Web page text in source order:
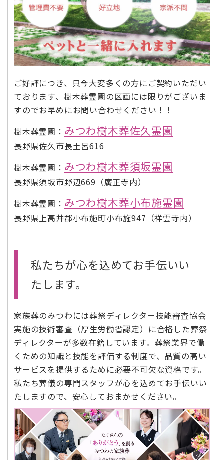
ご好評につき、只今大変多くの方にご契約いただい
ております、樹木葬霊園の区画には限りがございま
すのでお早めにお問い合わせください！！
樹木葬霊園： みつわ樹木葬佐久霊園
長野県佐久市長土呂616
樹木葬霊園： みつわ樹木葬須坂霊園
長野県須坂市野辺669（廣正寺内）
樹木葬霊園： みつわ樹木葬小布施霊園
長野県上高井郡小布施町小布施947（祥雲寺内）
私たちが心を込めてお手伝いい
たします。
家族葬のみつわには葬祭ディレクター技能審査協会
実施の技術審査（厚生労働省認定）に合格した葬祭
ディレクターが多数在籍しています。葬祭業界で働
くための知識と技能を評価する制度で、品質の高い
サービスを提供するために必要不可欠な資格です。
私たち葬儀の専門スタッフが心を込めてお手伝いい
たしますので、安心しておまかせください。